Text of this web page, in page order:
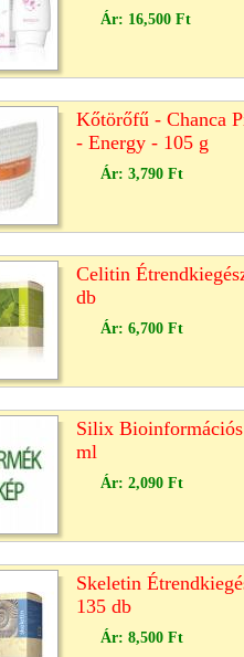
Ár: 16,500 Ft
Kőtörőfű - Chanca
- Energy - 105 g
Ár: 3,790 Ft
Celitin
db
Ár: 6,700 Ft
Silix
ml
Ár: 2,090 Ft
Skeletin
135 db
Ár: 8,500 Ft